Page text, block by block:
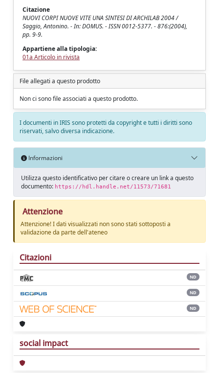
Citazione
NUOVI CORPI NUOVE VITE UNA SINTESI DI ARCHILAB 2004 /
Saggio, Antonino. - In: DOMUS. - ISSN 0012-5377. - 876:(2004),
pp. 9-9.
Appartiene alla tipologia:
01a Articolo in rivista
File allegati a questo prodotto
Non ci sono file associati a questo prodotto.
I documenti in IRIS sono protetti da copyright e tutti i diritti sono
riservati, salvo diversa indicazione.
Informazioni
Utilizza questo identificativo per citare o creare un link a questo
documento: https://hdl.handle.net/11573/71681
Attenzione
Attenzione! I dati visualizzati non sono stati sottoposti a
validazione da parte dell'ateneo
Citazioni
ND
ND
ND
social impact